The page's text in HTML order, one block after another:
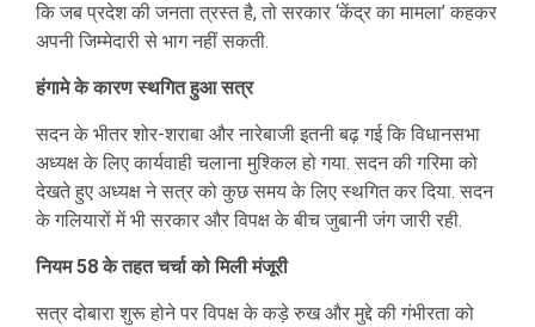
कि जब प्रदेश की जनता त्रस्त है, तो सरकार ‘केंद्र का मामला’ कहकर
अपनी जिम्मेदारी से भाग नहीं सकती.
हंगामे के कारण स्थगित हुआ सत्र
सदन के भीतर शोर-शराबा और नारेबाजी इतनी बढ़ गई कि विधानसभा
अध्यक्ष के लिए कार्यवाही चलाना मुश्किल हो गया. सदन की गरिमा को
देखते हुए अध्यक्ष ने सत्र को कुछ समय के लिए स्थगित कर दिया. सदन
के गलियारों में भी सरकार और विपक्ष के बीच जुबानी जंग जारी रही.
नियम 58 के तहत चर्चा को मिली मंजूरी
सत्र दोबारा शुरू होने पर विपक्ष के कड़े रुख और मुद्दे की गंभीरता को